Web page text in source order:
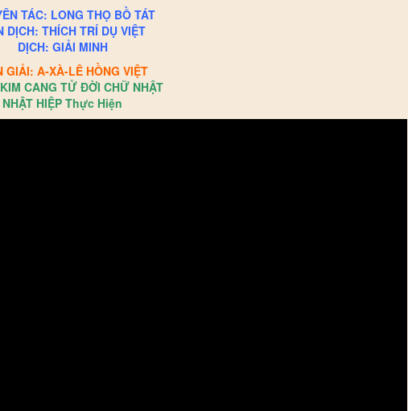
TÁC: LONG THỌ BỒ TÁT
DỊCH: THÍCH TRÍ DỤ VIỆT
DỊCH: GIẢI MINH
GIẢI: A-XÀ-LÊ HỒNG VIỆT
CANG TỬ ĐỜI CHỮ NHẬT
NHẬT HIỆP Thực Hiện